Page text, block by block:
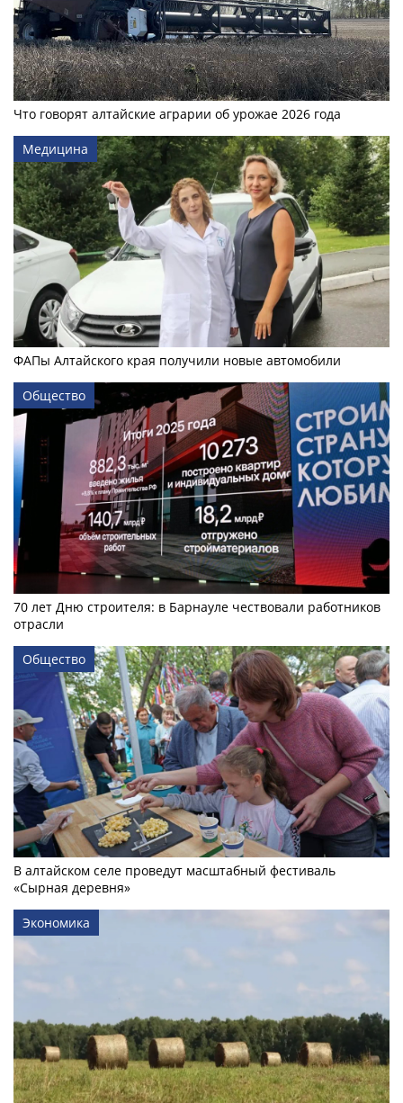
Что говорят алтайские аграрии об урожае 2026 года
Медицина
ФАПы Алтайского края получили новые автомобили
Общество
70 лет Дню строителя: в Барнауле чествовали работников
отрасли
Общество
В алтайском селе проведут масштабный фестиваль
«Сырная деревня»
Экономика